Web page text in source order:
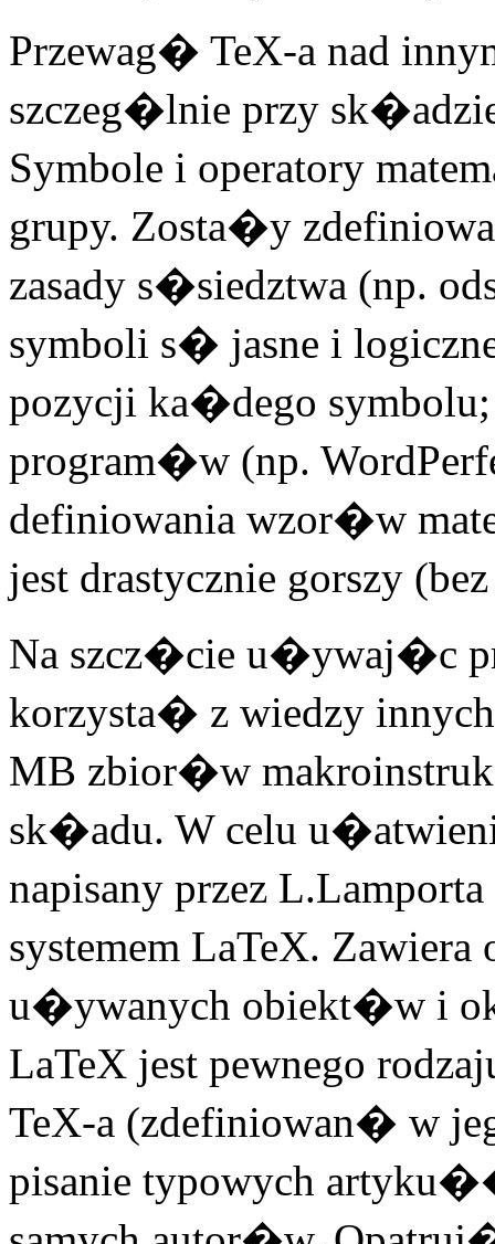
Przewag� TeX-a nad
szczeg�lnie przy
Symbole i operatory
grupy. Zosta�y
zasady s�siedztwa (np.
symboli s� jasne i
pozycji ka�dego symbolu;
program�w (np.
definiowania wzor�w
jest drastycznie gorszy
Na szcz�cie u�ywaj�c
korzysta� z wiedzy
MB zbior�w
sk�adu. W celu
napisany przez
systemem LaTeX.
u�ywanych obiekt�w i
LaTeX jest pewnego
TeX-a (zdefiniowan� w
pisanie typowych